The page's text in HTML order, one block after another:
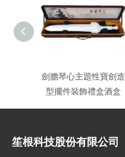
劍膽琴心主題性寶劍造
型擺件裝飾禮盒酒盒
笙根科技股份有限公司